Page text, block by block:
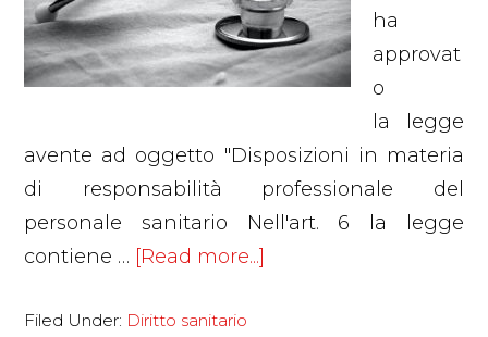
ha
approvat
o
la legge
avente ad oggetto "Disposizioni in materia
di responsabilità professionale del
personale sanitario Nell'art. 6 la legge
contiene … [Read more...]
Filed Under: Diritto sanitario